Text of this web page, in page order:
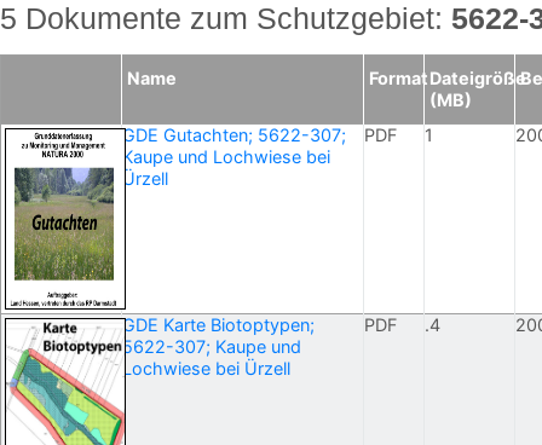
5 Dokumente zum Schutzgebiet: 5622-
Name FormatDateigröße
(MB)
GDE Gutachten; 5622-307;
Kaupe und Lochwiese bei
Ürzell
PDF 1
GDE Karte Biotoptypen;
5622-307; Kaupe und
Lochwiese bei Ürzell
PDF .4